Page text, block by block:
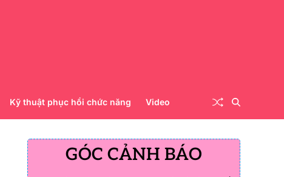
Kỹ thuật phục hồi chức năng Video
GÓC CẢNH BÁO